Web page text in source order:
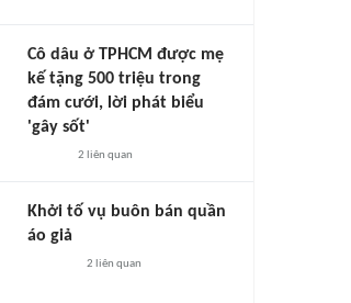
Cô dâu ở TPHCM được mẹ
kế tặng 500 triệu trong
đám cưới, lời phát biểu
'gây sốt'
2 liên quan
Khởi tố vụ buôn bán quần
áo giả
2 liên quan